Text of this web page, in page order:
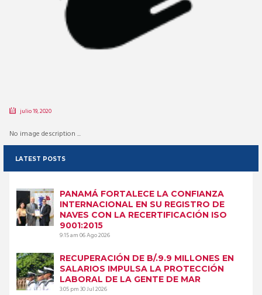
julio 19, 2020
No image description ...
LATEST POSTS
PANAMÁ FORTALECE LA CONFIANZA
INTERNACIONAL EN SU REGISTRO DE
NAVES CON LA RECERTIFICACIÓN ISO
9001:2015
9:15 am06 Ago 2026
RECUPERACIÓN DE B/.9.9 MILLONES EN
SALARIOS IMPULSA LA PROTECCIÓN
LABORAL DE LA GENTE DE MAR
3:05 pm30 Jul 2026